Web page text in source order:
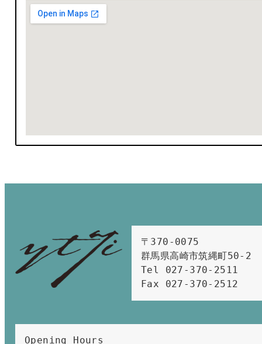
〒370-0075
群馬県高崎市筑縄町50-2
Tel 027-370-2511
Fax 027-370-2512
Opening Hours